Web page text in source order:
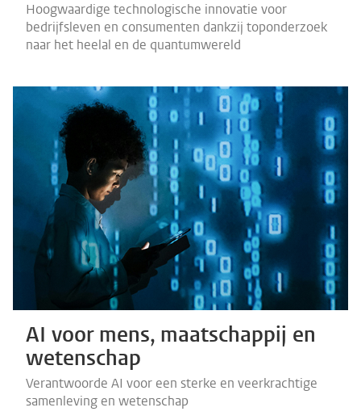
Hoogwaardige technologische innovatie voor
bedrijfsleven en consumenten dankzij toponderzoek
naar het heelal en de quantumwereld
AI voor mens, maatschappij en
wetenschap
Verantwoorde AI voor een sterke en veerkrachtige
samenleving en wetenschap